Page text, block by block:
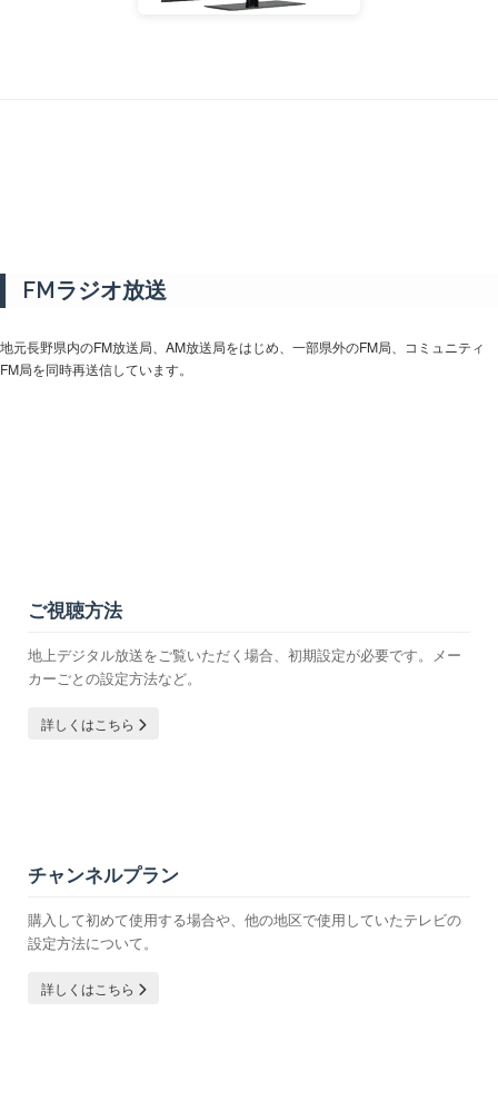
FMラジオ放送
地元長野県内のFM放送局、AM放送局をはじめ、一部県外のFM局、コミュニティ
FM局を同時再送信しています。
ご視聴方法
地上デジタル放送をご覧いただく場合、初期設定が必要です。メー
カーごとの設定方法など。
詳しくはこちら
チャンネルプラン
購入して初めて使用する場合や、他の地区で使用していたテレビの
設定方法について。
詳しくはこちら